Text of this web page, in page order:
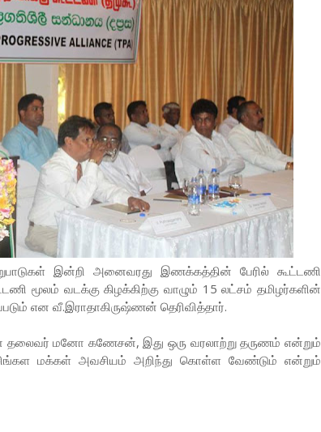
இன்றி அனைவரது இணக்கத்தின் பேரில் கூட்டணி
மூலம் வடக்கு கிழக்கிற்கு வாழும் 15 லட்சம் தமிழர்களின்
என வீ.இராதாகிருஷ்ணன் தெரிவித்தார்.
தலைவர் மனோ கணேசன், இது ஒரு வரலாற்று தருணம் என்றும்
மக்கள் அவசியம் அறிந்து கொள்ள வேண்டும் என்றும்